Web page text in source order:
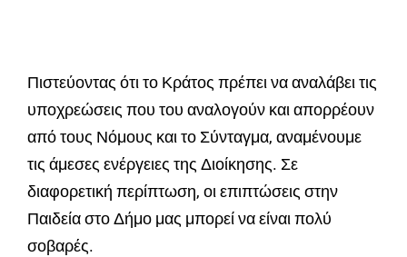
Πιστεύοντας ότι το Κράτος πρέπει να αναλάβει τις
υποχρεώσεις που του αναλογούν και απορρέουν
από τους Νόμους και το Σύνταγμα, αναμένουμε
τις άμεσες ενέργειες της Διοίκησης. Σε
διαφορετική περίπτωση, οι επιπτώσεις στην
Παιδεία στο Δήμο μας μπορεί να είναι πολύ
σοβαρές.